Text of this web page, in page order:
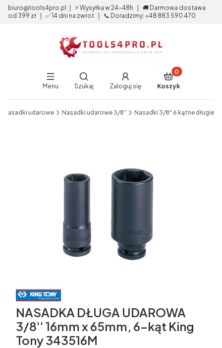
biuro@tools4pro.pl | ⚡ Wysyłka w 24-48h | 🚚 Darmowa dostawa
od 399 zł | ✅ 14 dni na zwrot | 📞 Doradzimy: +48 883 590 470
Menu
Otwórz wyszukiwarkę
Szukaj Zaloguj się
Produkty w
Koszyk
Nasadki udarowe Nasadki udarowe 3/8” Nasadki 3/8" 6 kątne długie
NASADKA DŁUGA UDAROWA
3/8'' 16mm x 65mm, 6-kąt King
Tony 343516M